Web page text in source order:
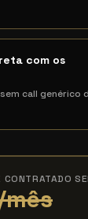
com os
call genérico